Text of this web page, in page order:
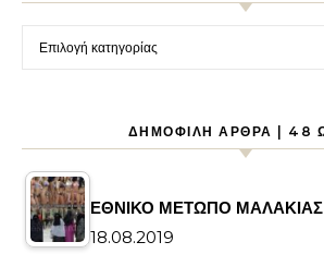
ΔΗΜΟΦΙΛΉ ΆΡΘΡΑ | 48
ΕΘΝΙΚΟ ΜΕΤΩΠΟ ΜΑΛΑΚΙΑΣ
18.08.2019